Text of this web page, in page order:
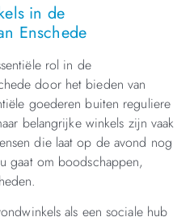
in de
Enschede
rol in de
door het bieden van
goederen buiten reguliere
belangrijke winkels zijn vaak
die laat op de avond nog
gaat om boodschappen,
als een sociale hub